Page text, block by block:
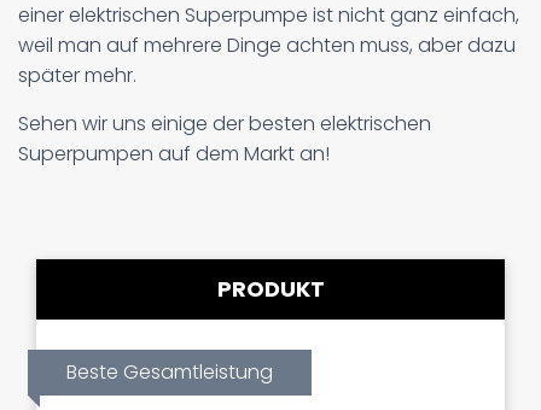
einer elektrischen Superpumpe ist nicht ganz einfach,
weil man auf mehrere Dinge achten muss, aber dazu
später mehr.
Sehen wir uns einige der besten elektrischen
Superpumpen auf dem Markt an!
PRODUKT
Beste Gesamtleistung